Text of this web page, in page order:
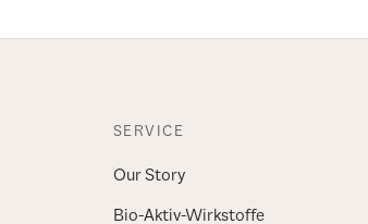
SERVICE
Our Story
Bio-Aktiv-Wirkstoffe